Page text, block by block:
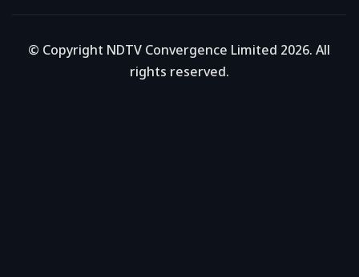
© Copyright NDTV Convergence Limited 2026. All
rights reserved.